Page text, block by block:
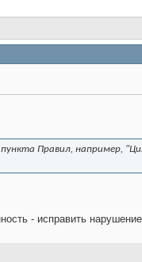
Правил, например, "
- исправить